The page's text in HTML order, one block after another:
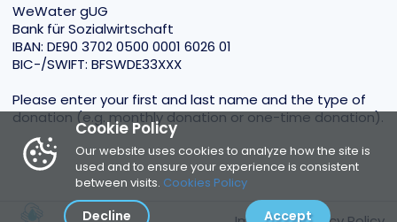
Cookie Policy
Our website uses cookies to analyze how the site is
used and to ensure your experience is consistent
between visits. Cookies Policy
Decline Accept
WeWater gUG
Bank für Sozialwirtschaft
IBAN: DE90 3702 0500 0001 6026 01
BIC-/SWIFT: BFSWDE33XXX
Please enter your first and last name and the type of
donation (e.g. monthly donation or one-time donation).